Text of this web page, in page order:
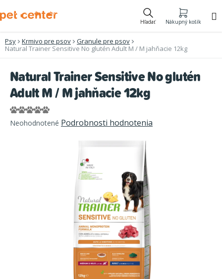
na
Hľadať Nákupný košík
Psy Krmivo pre psov
Granule pre psov
Natural Trainer Sensitive No glutén Adult M / M jahňacie 12kg
Natural Trainer Sensitive No glutén
Adult M / M jahňacie 12kg
Priemerné
hodnotenie
Neohodnotené Podrobnosti hodnotenia